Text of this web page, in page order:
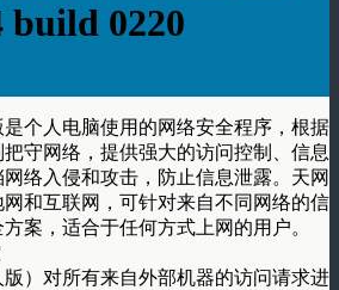
build 0220
人电脑使用的网络安全程序，根据
守网络，提供强大的访问控制、信息
络入侵和攻击，防止信息泄露。天网
和互联网，可针对来自不同网络的信
案，适合于任何方式上网的用户。
对所有来自外部机器的访问请求进